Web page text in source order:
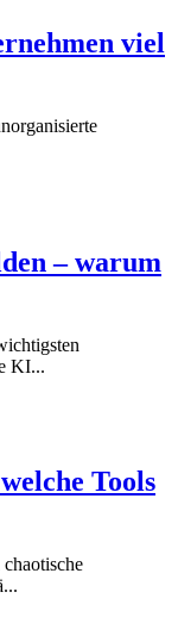
viel
– warum
KI...
Tools